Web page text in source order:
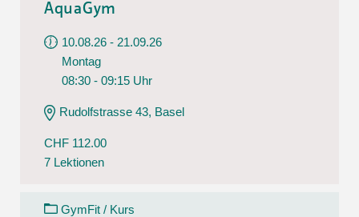
AquaGym
10.08.26 - 21.09.26
Montag
08:30 - 09:15 Uhr
Rudolfstrasse 43, Basel
CHF 112.00
7 Lektionen
GymFit / Kurs